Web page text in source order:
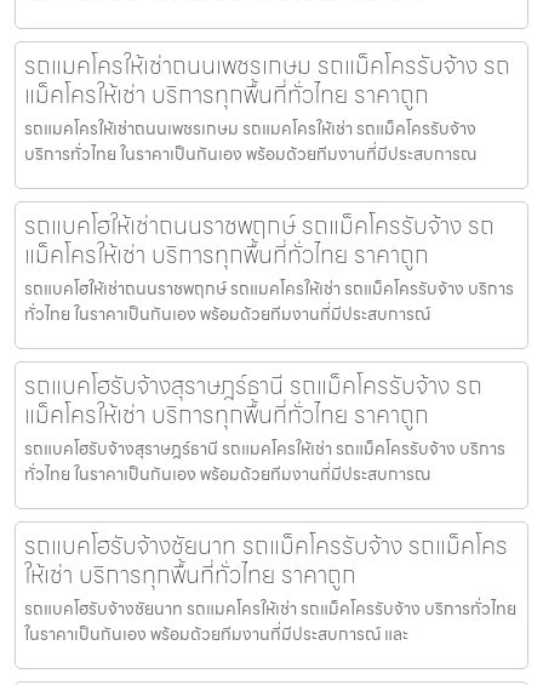
รถแมคโครให้เช่าถนนเพชรเกษม รถแม็คโครรับจ้าง รถ
แม็คโครให้เช่า บริการทุกพื้นที่ทั่วไทย ราคาถูก
รถแมคโครให้เช่าถนนเพชรเกษม รถแมคโครให้เช่า รถแม็คโครรับจ้าง
บริการทั่วไทย ในราคาเป็นกันเอง พร้อมด้วยทีมงานที่มีประสบการณ
รถแบคโฮให้เช่าถนนราชพฤกษ์ รถแม็คโครรับจ้าง รถ
แม็คโครให้เช่า บริการทุกพื้นที่ทั่วไทย ราคาถูก
รถแบคโฮให้เช่าถนนราชพฤกษ์ รถแมคโครให้เช่า รถแม็คโครรับจ้าง บริการ
ทั่วไทย ในราคาเป็นกันเอง พร้อมด้วยทีมงานที่มีประสบการณ์
รถแบคโฮรับจ้างสุราษฎร์ธานี รถแม็คโครรับจ้าง รถ
แม็คโครให้เช่า บริการทุกพื้นที่ทั่วไทย ราคาถูก
รถแบคโฮรับจ้างสุราษฎร์ธานี รถแมคโครให้เช่า รถแม็คโครรับจ้าง บริการ
ทั่วไทย ในราคาเป็นกันเอง พร้อมด้วยทีมงานที่มีประสบการณ
รถแบคโฮรับจ้างชัยนาท รถแม็คโครรับจ้าง รถแม็คโคร
ให้เช่า บริการทุกพื้นที่ทั่วไทย ราคาถูก
รถแบคโฮรับจ้างชัยนาท รถแมคโครให้เช่า รถแม็คโครรับจ้าง บริการทั่วไทย
ในราคาเป็นกันเอง พร้อมด้วยทีมงานที่มีประสบการณ์ และ